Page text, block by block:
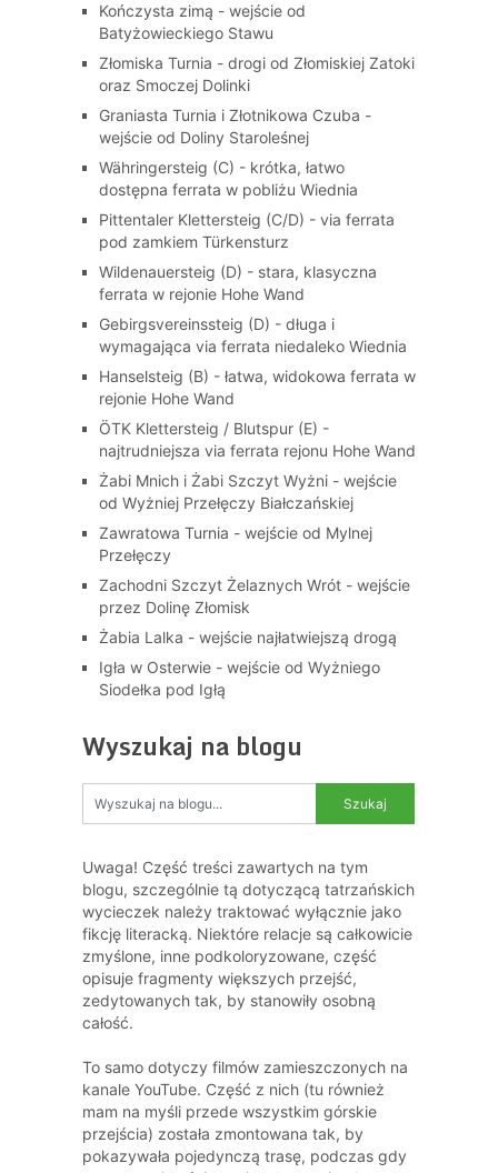
Kończysta zimą - wejście od
Batyżowieckiego Stawu
Złomiska Turnia - drogi od Złomiskiej Zatoki
oraz Smoczej Dolinki
Graniasta Turnia i Złotnikowa Czuba -
wejście od Doliny Staroleśnej
Währingersteig (C) - krótka, łatwo
dostępna ferrata w pobliżu Wiednia
Pittentaler Klettersteig (C/D) - via ferrata
pod zamkiem Türkensturz
Wildenauersteig (D) - stara, klasyczna
ferrata w rejonie Hohe Wand
Gebirgsvereinssteig (D) - długa i
wymagająca via ferrata niedaleko Wiednia
Hanselsteig (B) - łatwa, widokowa ferrata w
rejonie Hohe Wand
ÖTK Klettersteig / Blutspur (E) -
najtrudniejsza via ferrata rejonu Hohe Wand
Żabi Mnich i Żabi Szczyt Wyżni - wejście
od Wyżniej Przełęczy Białczańskiej
Zawratowa Turnia - wejście od Mylnej
Przełęczy
Zachodni Szczyt Żelaznych Wrót - wejście
przez Dolinę Złomisk
Żabia Lalka - wejście najłatwiejszą drogą
Igła w Osterwie - wejście od Wyżniego
Siodełka pod Igłą
Wyszukaj na blogu
Uwaga! Część treści zawartych na tym
blogu, szczególnie tą dotyczącą tatrzańskich
wycieczek należy traktować wyłącznie jako
fikcję literacką. Niektóre relacje są całkowicie
zmyślone, inne podkoloryzowane, część
opisuje fragmenty większych przejść,
zedytowanych tak, by stanowiły osobną
całość.
To samo dotyczy filmów zamieszczonych na
kanale YouTube. Część z nich (tu również
mam na myśli przede wszystkim górskie
przejścia) została zmontowana tak, by
pokazywała pojedynczą trasę, podczas gdy